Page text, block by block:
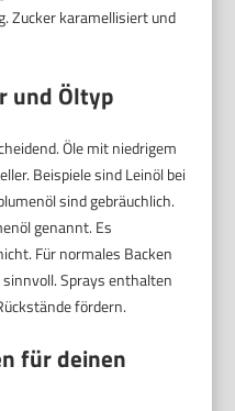
Zucker karamellisiert und
und Öltyp
Öle mit niedrigem
Beispiele sind Leinöl bei
sind gebräuchlich.
genannt. Es
Für normales Backen
Sprays enthalten
fördern.
für deinen